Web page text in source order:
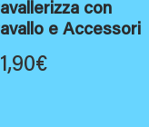
con
e Accessori
€